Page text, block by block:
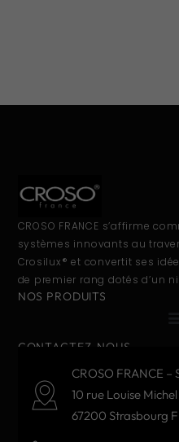
CROSO FRANCE s’affirme
systèmes innovants au
Crosilux® et convertit ses
de premier rang dotés d’un
NOS PRODUITS
CONTACTEZ-NOUS
CROSO FRANCE –
10 rue Louise Michel
67200 Strasbourg